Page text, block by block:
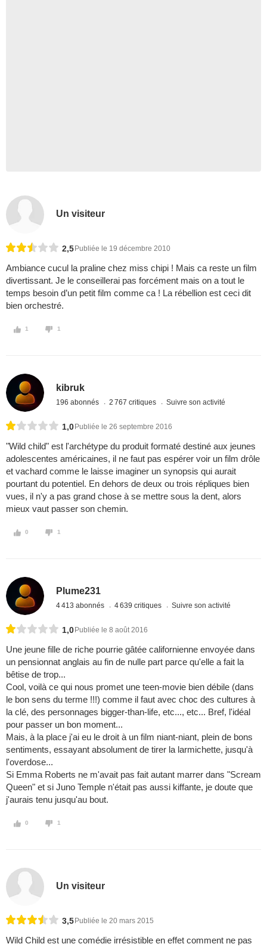
Un visiteur
2,5 Publiée le 19 décembre 2010
Ambiance cucul la praline chez miss chipi ! Mais ca reste un film
divertissant. Je le conseillerai pas forcément mais on a tout le
temps besoin d’un petit film comme ca ! La rébellion est ceci dit
bien orchestré.
1 1
kibruk
196 abonnés 2 767 critiques Suivre son activité
1,0 Publiée le 26 septembre 2016
"Wild child" est l'archétype du produit formaté destiné aux jeunes
adolescentes américaines, il ne faut pas espérer voir un film drôle
et vachard comme le laisse imaginer un synopsis qui aurait
pourtant du potentiel. En dehors de deux ou trois répliques bien
vues, il n'y a pas grand chose à se mettre sous la dent, alors
mieux vaut passer son chemin.
0 1
Plume231
4 413 abonnés 4 639 critiques Suivre son activité
1,0 Publiée le 8 août 2016
Une jeune fille de riche pourrie gâtée californienne envoyée dans
un pensionnat anglais au fin de nulle part parce qu'elle a fait la
bêtise de trop...
Cool, voilà ce qui nous promet une teen-movie bien débile (dans
le bon sens du terme !!!) comme il faut avec choc des cultures à
la clé, des personnages bigger-than-life, etc..., etc... Bref, l'idéal
pour passer un bon moment...
Mais, à la place j'ai eu le droit à un film niant-niant, plein de bons
sentiments, essayant absolument de tirer la larmichette, jusqu'à
l'overdose...
Si Emma Roberts ne m'avait pas fait autant marrer dans "Scream
Queen" et si Juno Temple n'était pas aussi kiffante, je doute que
j'aurais tenu jusqu'au bout.
0 1
Un visiteur
3,5 Publiée le 20 mars 2015
Wild Child est une comédie irrésistible en effet comment ne pas